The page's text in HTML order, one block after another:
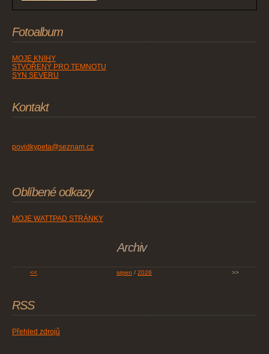
Fotoalbum
MOJE KNIHY
STVOŘENÝ PRO TEMNOTU
SYN SEVERU
Kontakt
povidkypeta@seznam.cz
Oblíbené odkazy
MOJE WATTPAD STRÁNKY
Archiv
<< srpen / 2026 >>
RSS
Přehled zdrojů